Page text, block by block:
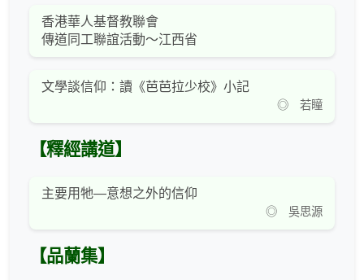
香港華人基督教聯會
傳道同工聯誼活動～江西省
文學談信仰：讀《芭芭拉少校》小記
◎ 若瞳
【釋經講道】
主要用牠—意想之外的信仰
◎ 吳思源
【品蘭集】